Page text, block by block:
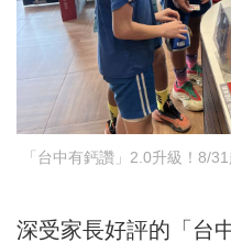
「台中有鈣讚」2.0升級！8/
深受家長好評的「台